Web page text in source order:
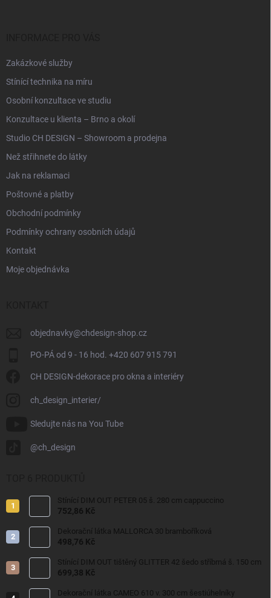
Zakázkové služby
Stínící technika na míru
Osobní konzultace ve studiu
Konzultace u klienta – Brno a okolí
Studio CH DESIGN – Showroom a prodejna
Než střihnete do látky
Jak na reklamaci
Poštovné a platby
Obchodní podmínky
Podmínky ochrany osobních údajů
Kontakt
Moje objednávka
objednavky@chdesign-shop.cz
PO-PÁ od 9 - 16 hod. +420 607 915 791
CH DESIGN-dekorace pro okna a interiéry
ch_design_interier/
Sledujte nás na You Tube
@ch_design
Stínící DIM OUT PETER 05 š. 280 cm cappuccino
752,86 Kč
Dekorační látka MALLORCA 30 bramboříková
498,76 Kč
Stínící DIM OUT tištěný GLITTER 42 šedo stříbrná š. 150 cm
699,38 Kč
Dekorační látka CAMEO 610 v. 300 cm šestiúhelníky